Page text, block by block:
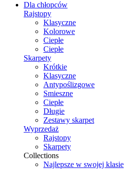
Dla chłopców
Rajstopy
Klasyczne
Kolorowe
Ciepłe
Ciepłe
Skarpety
Krótkie
Klasyczne
Antypoślizgowe
Smieszne
Ciepłe
Długie
Zestawy skarpet
Wyprzedaż
Rajstopy
Skarpety
Collections
Najlepsze w swojej klasie